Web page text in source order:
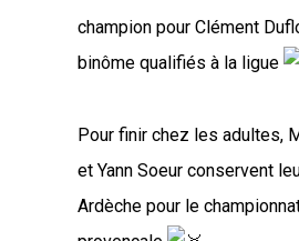
champion pour Clément
binôme qualifiés à la ligue
Pour finir chez les adultes,
et Yann Soeur conservent
Ardèche pour le